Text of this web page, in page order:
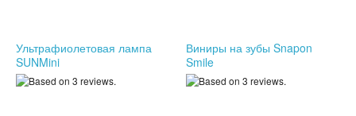
ЭЛЕКТРОСАМОКАТЫ
Ультрафиолетовая лампа
SUNMini
Виниры на зубы Snapon
Smile